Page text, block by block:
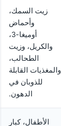
زيت السمك،
وأحماض
أوميغا-3،
والكريل، وزيت
الطحالب،
والمغذيات القابلة
للذوبان في
الدهون.
الأطفال، كبار